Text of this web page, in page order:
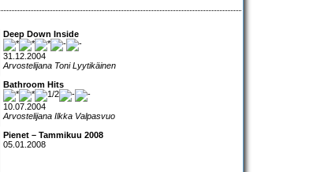
Deep Down Inside
31.12.2004
Arvostelijana Toni Lyytikäinen
Bathroom Hits
10.07.2004
Arvostelijana Ilkka Valpasvuo
Pienet – Tammikuu 2008
05.01.2008